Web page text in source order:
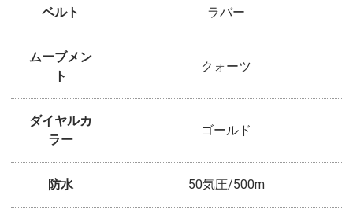
ベルト ラバー
ムーブメン
ト
クォーツ
ダイヤルカ
ラー
ゴールド
防水 50気圧/500m